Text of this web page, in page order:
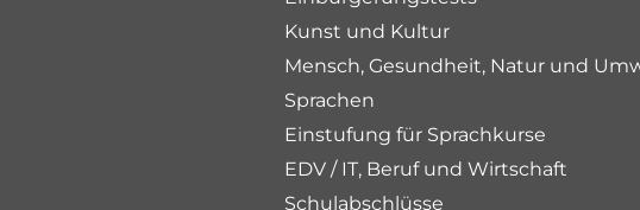
Kunst und Kultur
Mensch, Gesundheit, Natur und
Sprachen
Einstufung für Sprachkurse
EDV / IT, Beruf und Wirtschaft
Schulabschlüsse